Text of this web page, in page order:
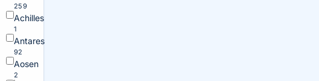
259
Achilles
1
Antares
92
Aosen
2